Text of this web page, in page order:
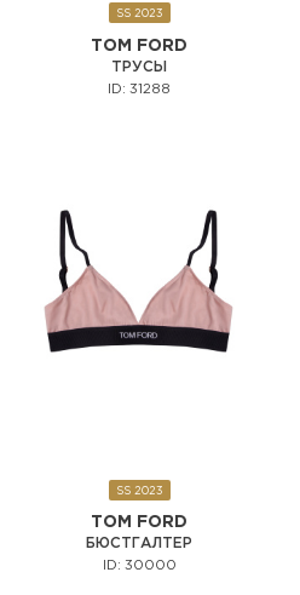
SS 2023
TOM FORD
ТРУСЫ
ID: 31288
SS 2023
TOM FORD
БЮСТГАЛТЕР
ID: 30000